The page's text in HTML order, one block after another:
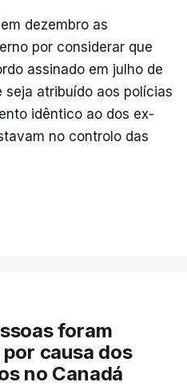
dezembro as
por considerar que
assinado em julho de
atribuído aos polícias
idêntico ao dos ex-
no controlo das
foram
causa dos
no Canadá